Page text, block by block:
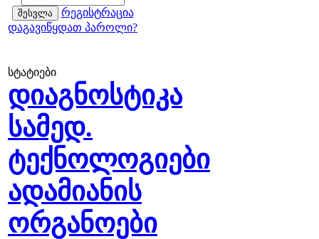
რეგისტრაცია
დაგავიწყდათ პაროლი?
სტატიები
დიაგნოსტიკა
სამედ.
ტექნოლოგიები
ადამიანის
ორგანოები